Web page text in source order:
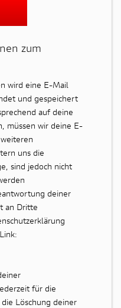
zum
wird eine E-Mail
und gespeichert
auf deine
müssen wir deine E-
uns die
sind jedoch nicht
deiner
an Dritte
für die
Löschung deiner